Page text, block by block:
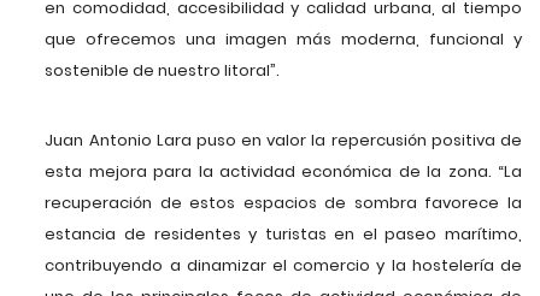
en comodidad, accesibilidad y calidad urbana, al tiempo
que ofrecemos una imagen más moderna, funcional y
sostenible de nuestro litoral”.
Juan Antonio Lara puso en valor la repercusión positiva de
esta mejora para la actividad económica de la zona. “La
recuperación de estos espacios de sombra favorece la
estancia de residentes y turistas en el paseo marítimo,
contribuyendo a dinamizar el comercio y la hostelería de